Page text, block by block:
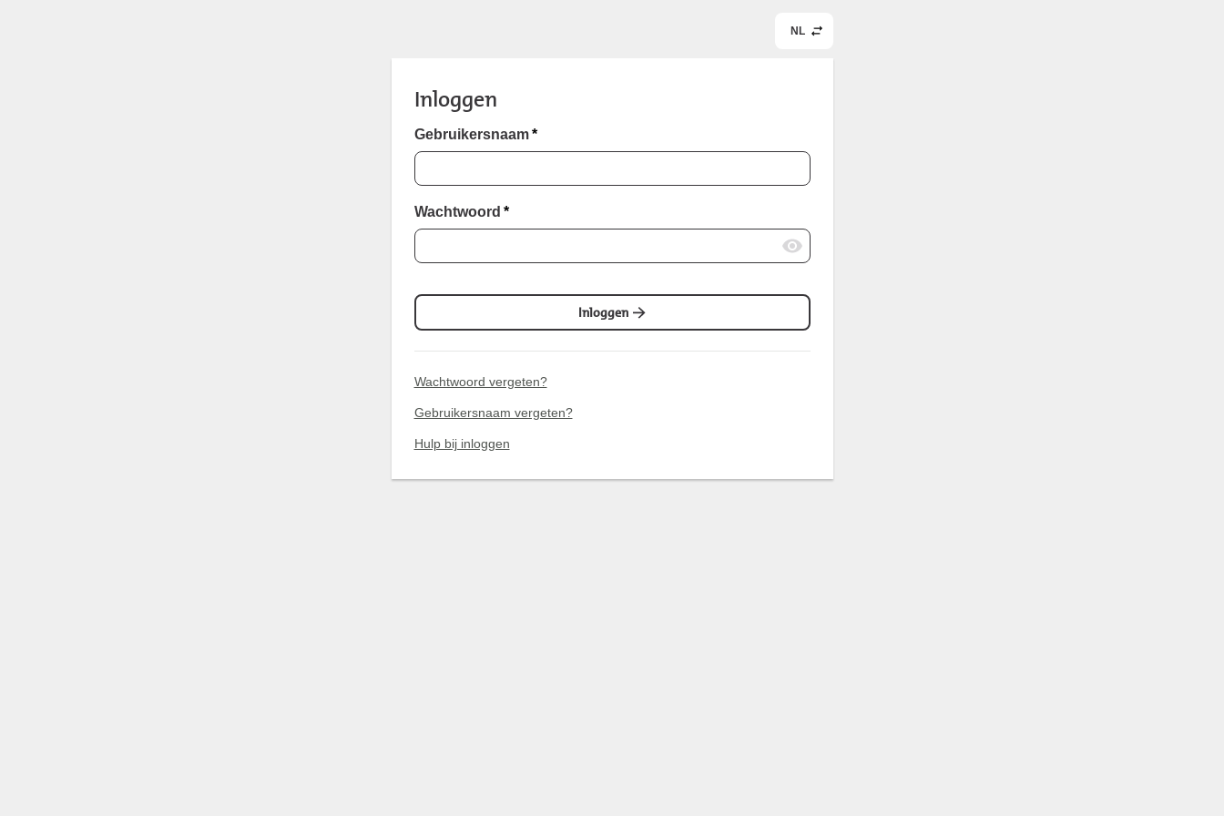
NL
Inloggen
Gebruikersnaam *
Wachtwoord *
Inloggen
Wachtwoord vergeten?
Gebruikersnaam vergeten?
Hulp bij inloggen